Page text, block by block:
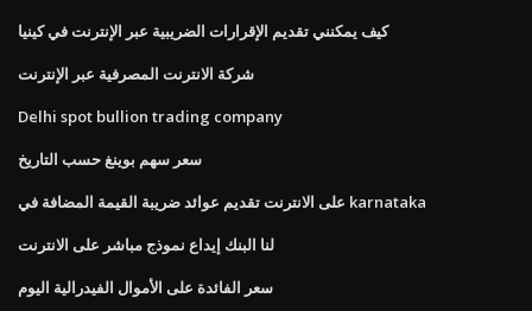
كيف يمكنني تقديم الإقرارات الضريبية عبر الإنترنت في كينيا
شركة الانترنت المصرفية عبر الإنترنت
Delhi spot bullion trading company
سعر سهم بوينغ حسب التاريخ
على الانترنت تقديم عوائد ضريبة القيمة المضافة في karnataka
لنا البنك إيداع نموذج مباشر على الانترنت
سعر الفائدة على الأموال الفيدرالية اليوم